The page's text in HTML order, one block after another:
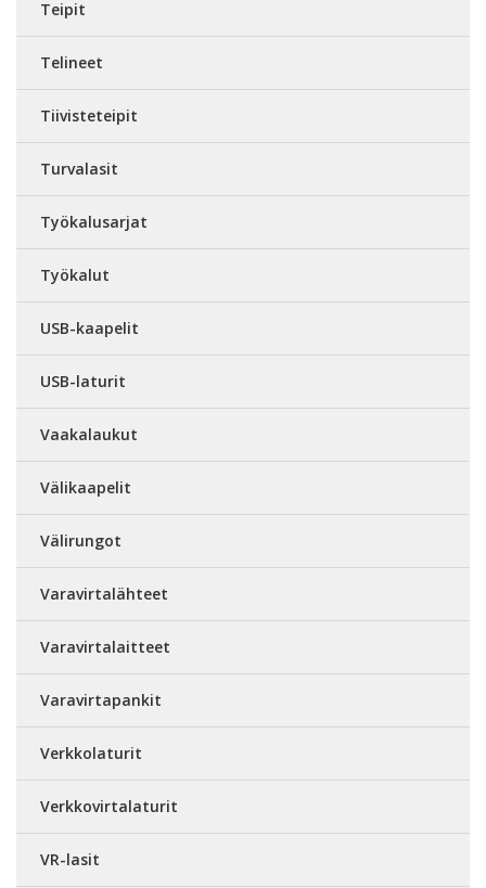
Teipit
Telineet
Tiivisteteipit
Turvalasit
Työkalusarjat
Työkalut
USB-kaapelit
USB-laturit
Vaakalaukut
Välikaapelit
Välirungot
Varavirtalähteet
Varavirtalaitteet
Varavirtapankit
Verkkolaturit
Verkkovirtalaturit
VR-lasit